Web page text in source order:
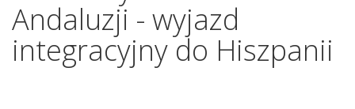
Andaluzji - wyjazd
integracyjny do Hiszpanii